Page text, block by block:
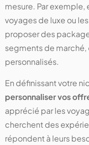
mesure. Par exemple,
voyages de luxe ou
proposer des
segments de
personnalisés.
En définissant votre
personnaliser vos
apprécié par les
cherchent des
répondent à leurs